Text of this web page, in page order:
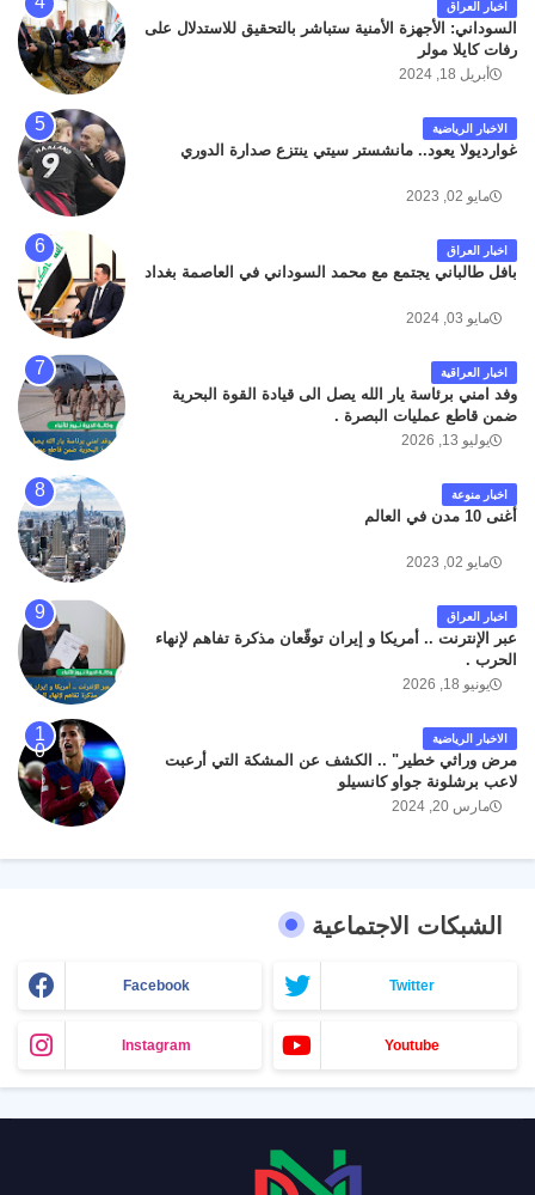
اخبار العراق
السوداني: الأجهزة الأمنية ستباشر بالتحقيق للاستدلال على
رفات كايلا مولر
أبريل 18, 2024
الاخبار الرياضية
غوارديولا يعود.. مانشستر سيتي ينتزع صدارة الدوري
مايو 02, 2023
اخبار العراق
بافل طالباني يجتمع مع محمد السوداني في العاصمة بغداد
مايو 03, 2024
اخبار العراقية
وفد امني برئاسة يار الله يصل الى قيادة القوة البحرية
ضمن قاطع عمليات البصرة .
يوليو 13, 2026
اخبار منوعة
أغنى 10 مدن في العالم
مايو 02, 2023
اخبار العراق
عبر الإنترنت .. أمريكا و إيران توقّعان مذكرة تفاهم لإنهاء
الحرب .
يونيو 18, 2026
الاخبار الرياضية
مرض وراثي خطير" .. الكشف عن المشكة التي أرعبت
لاعب برشلونة جواو كانسيلو
مارس 20, 2024
الشبكات الاجتماعية
Facebook Twitter
Instagram Youtube